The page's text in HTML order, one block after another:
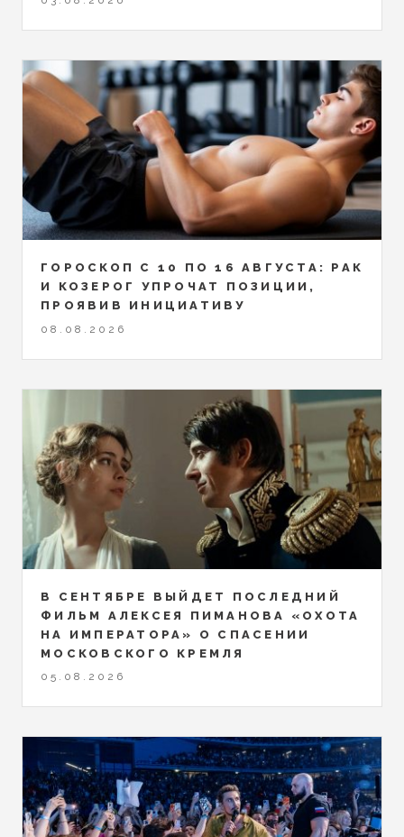
ГОРОСКОП С 10 ПО 16 АВГУСТА: РАК
И КОЗЕРОГ УПРОЧАТ ПОЗИЦИИ,
ПРОЯВИВ ИНИЦИАТИВУ
08.08.2026
В СЕНТЯБРЕ ВЫЙДЕТ ПОСЛЕДНИЙ
ФИЛЬМ АЛЕКСЕЯ ПИМАНОВА «ОХОТА
НА ИМПЕРАТОРА» О СПАСЕНИИ
МОСКОВСКОГО КРЕМЛЯ
05.08.2026